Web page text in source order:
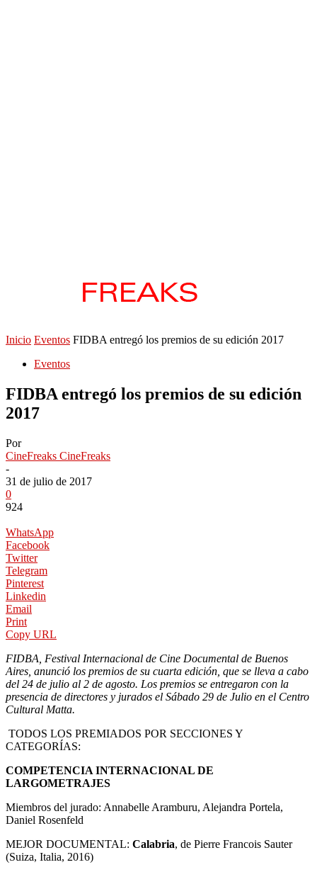
Inicio Eventos FIDBA entregó los premios de su edición 2017
Eventos
FIDBA entregó los premios de su edición
2017
Por
CineFreaks CineFreaks
-
31 de julio de 2017
0
924
WhatsApp
Facebook
Twitter
Telegram
Pinterest
Linkedin
Email
Print
Copy URL
FIDBA, Festival Internacional de Cine Documental de Buenos
Aires, anunció los premios de su cuarta edición, que se lleva a cabo
del 24 de julio al 2 de agosto. Los premios se entregaron con la
presencia de directores y jurados el Sábado 29 de Julio en el Centro
Cultural Matta.
TODOS LOS PREMIADOS POR SECCIONES Y
CATEGORÍAS:
COMPETENCIA INTERNACIONAL DE
LARGOMETRAJES
Miembros del jurado: Annabelle Aramburu, Alejandra Portela,
Daniel Rosenfeld
MEJOR DOCUMENTAL: Calabria, de Pierre Francois Sauter
(Suiza, Italia, 2016)